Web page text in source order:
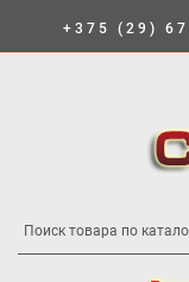
+375 (29)